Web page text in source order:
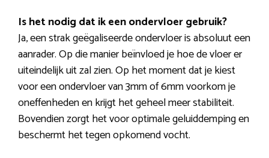
Is het nodig dat ik een ondervloer gebruik?
Ja, een strak geëgaliseerde ondervloer is absoluut een
aanrader. Op die manier beïnvloed je hoe de vloer er
uiteindelijk uit zal zien. Op het moment dat je kiest
voor een ondervloer van 3mm of 6mm voorkom je
oneffenheden en krijgt het geheel meer stabiliteit.
Bovendien zorgt het voor optimale geluiddemping en
beschermt het tegen opkomend vocht.